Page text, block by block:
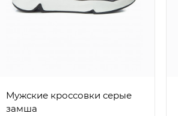
Мужские кроссовки серые
замша